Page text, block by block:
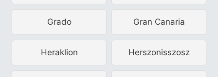
Grado Gran Canaria
Heraklion Herszonisszosz